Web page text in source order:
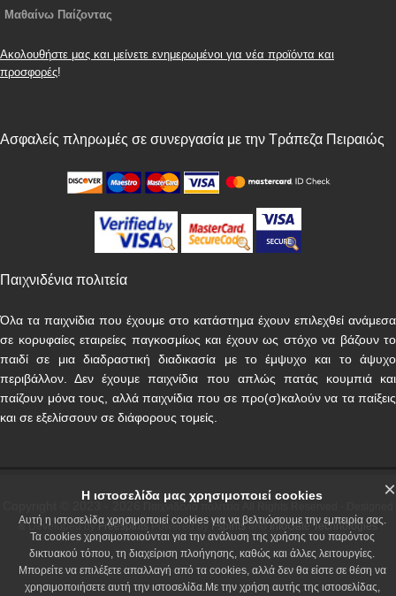
Η ιστοσελίδα μας χρησιμοποιεί cookies
Αυτή η ιστοσελίδα χρησιμοποιεί cookies για να βελτιώσουμε την εμπειρία σας.
Τα cookies χρησιμοποιούνται για την ανάλυση της χρήσης του παρόντος
δικτυακού τόπου, τη διαχείριση πλοήγησης, καθώς και άλλες λειτουργίες.
Μπορείτε να επιλέξετε απαλλαγή από τα cookies, αλλά δεν θα είστε σε θέση να
χρησιμοποιήσετε αυτή την ιστοσελίδα.Με την χρήση αυτής της ιστοσελίδας,
×
Μαθαίνω Παίζοντας
Ακολουθήστε μας και μείνετε ενημερωμένοι για νέα προϊόντα και
προσφορές!
Ασφαλείς πληρωμές σε συνεργασία με την Τράπεζα Πειραιώς
Παιχνιδένια πολιτεία
Όλα τα παιχνίδια που έχουμε στο κατάστημα έχουν επιλεχθεί ανάμεσα
σε κορυφαίες εταιρείες παγκοσμίως και έχουν ως στόχο να βάζουν το
παιδί σε μια διαδραστική διαδικασία με το έμψυχο και το άψυχο
περιβάλλον. Δεν έχουμε παιχνίδια που απλώς πατάς κουμπιά και
παίζουν μόνα τους, αλλά παιχνίδια που σε προ(σ)καλούν να τα παίξεις
και σε εξελίσσουν σε διάφορους τομείς.
& Developed byFreespiritsPowered by FspiritsandInfoGate Technologies